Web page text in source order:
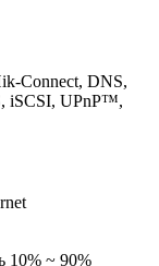
Connect, DNS,
iSCSI, UPnP™,
10% ~ 90%